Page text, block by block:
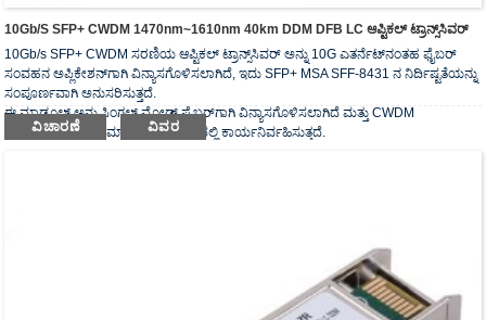
10Gb/s SFP+ CWDM 1470nm~1610nm 40km DDM DFB LC ಆಪ್ಟಿಕಲ್ ಟ್ರಾನ್ಸ್‌ಸಿವರ್
10Gb/s SFP+ CWDM ಸರಣಿಯ ಆಪ್ಟಿಕಲ್ ಟ್ರಾನ್ಸ್‌ಸಿವರ್ ಅನ್ನು 10G ಎತರ್ನೆಟ್‌ನಂತಹ ಫೈಬರ್
ಸಂವಹನ ಅಪ್ಲಿಕೇಶನ್‌ಗಾಗಿ ವಿನ್ಯಾಸಗೊಳಿಸಲಾಗಿದೆ, ಇದು SFP+ MSA SFF-8431 ನ ನಿರ್ದಿಷ್ಟತೆಯನ್ನು
ಸಂಪೂರ್ಣವಾಗಿ ಅನುಸರಿಸುತ್ತದೆ.
ಈ ಮಾಡ್ಯೂಲ್ ಅನ್ನು ಸಿಂಗಲ್ ಮೋಡ್ ಫೈಬರ್‌ಗಾಗಿ ವಿನ್ಯಾಸಗೊಳಿಸಲಾಗಿದೆ ಮತ್ತು CWDM
ತರಂಗಾಂತರದ ನಾಮಮಾತ್ರ ತರಂಗಾಂತರದಲ್ಲಿ ಕಾರ್ಯನಿರ್ವಹಿಸುತ್ತದೆ.
ವಿಚಾರಣೆ ವಿವರ